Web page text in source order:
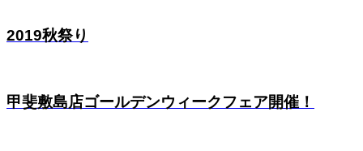
2019秋祭り
甲斐敷島店ゴールデンウィークフェア開催！